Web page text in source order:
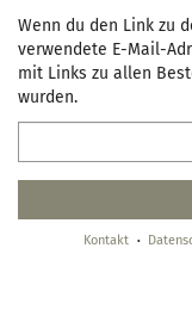
Wenn du den Link zu
verwendete E-Mail-
mit Links zu allen
wurden.
Kontakt